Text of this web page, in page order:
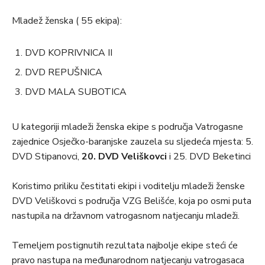
Mladež ženska ( 55 ekipa):
DVD KOPRIVNICA II
DVD REPUŠNICA
DVD MALA SUBOTICA
U kategoriji mladeži ženska ekipe s područja Vatrogasne
zajednice Osječko-baranjske zauzela su sljedeća mjesta: 5.
DVD Stipanovci, 20. DVD Veliškovci i 25. DVD Beketinci
Koristimo priliku čestitati ekipi i voditelju mladeži ženske
DVD Veliškovci s područja VZG Belišće, koja po osmi puta
nastupila na državnom vatrogasnom natjecanju mladeži.
Temeljem postignutih rezultata najbolje ekipe steći će
pravo nastupa na međunarodnom natjecanju vatrogasaca